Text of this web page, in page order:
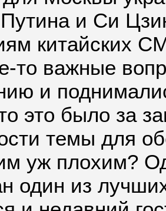
и Си
китайских
то важные
и
это было за
темы для
уж плохим?
один из